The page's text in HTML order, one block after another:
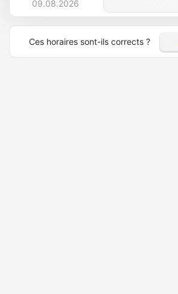
09.08.2026
Ces horaires sont-ils corrects ?